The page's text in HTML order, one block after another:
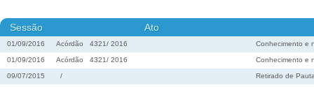
Sessão Ato
01/09/2016 Acórdão 4321/ 2016 Conhecimento e
01/09/2016 Acórdão 4321/ 2016 Conhecimento e
09/07/2015 / Retirado de